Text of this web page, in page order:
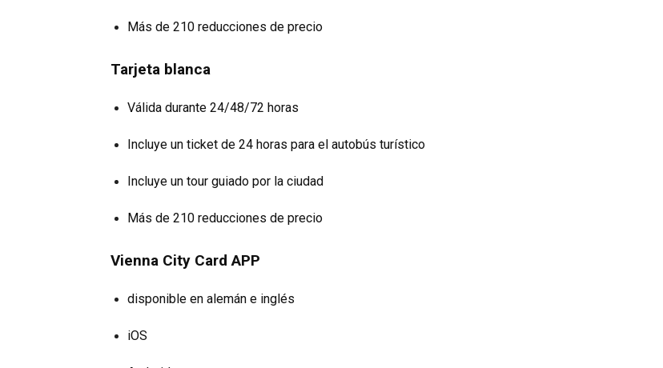
Más de 210 reducciones de precio
Tarjeta blanca
Válida durante 24/48/72 horas
Incluye un ticket de 24 horas para el autobús turístico
Incluye un tour guiado por la ciudad
Más de 210 reducciones de precio
Vienna City Card APP
disponible en alemán e inglés
iOS